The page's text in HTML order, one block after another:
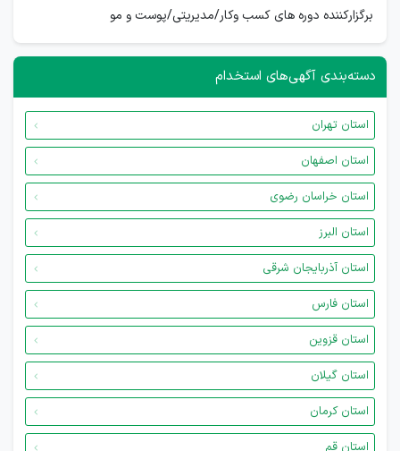
برگزارکننده دوره های کسب وکار/مدیریتی/پوست و مو
دسته‌بندی آگهی‌های استخدام
استان تهران
استان اصفهان
استان خراسان رضوی
استان البرز
استان آذربایجان شرقی
استان فارس
استان قزوین
استان گیلان
استان کرمان
استان قم